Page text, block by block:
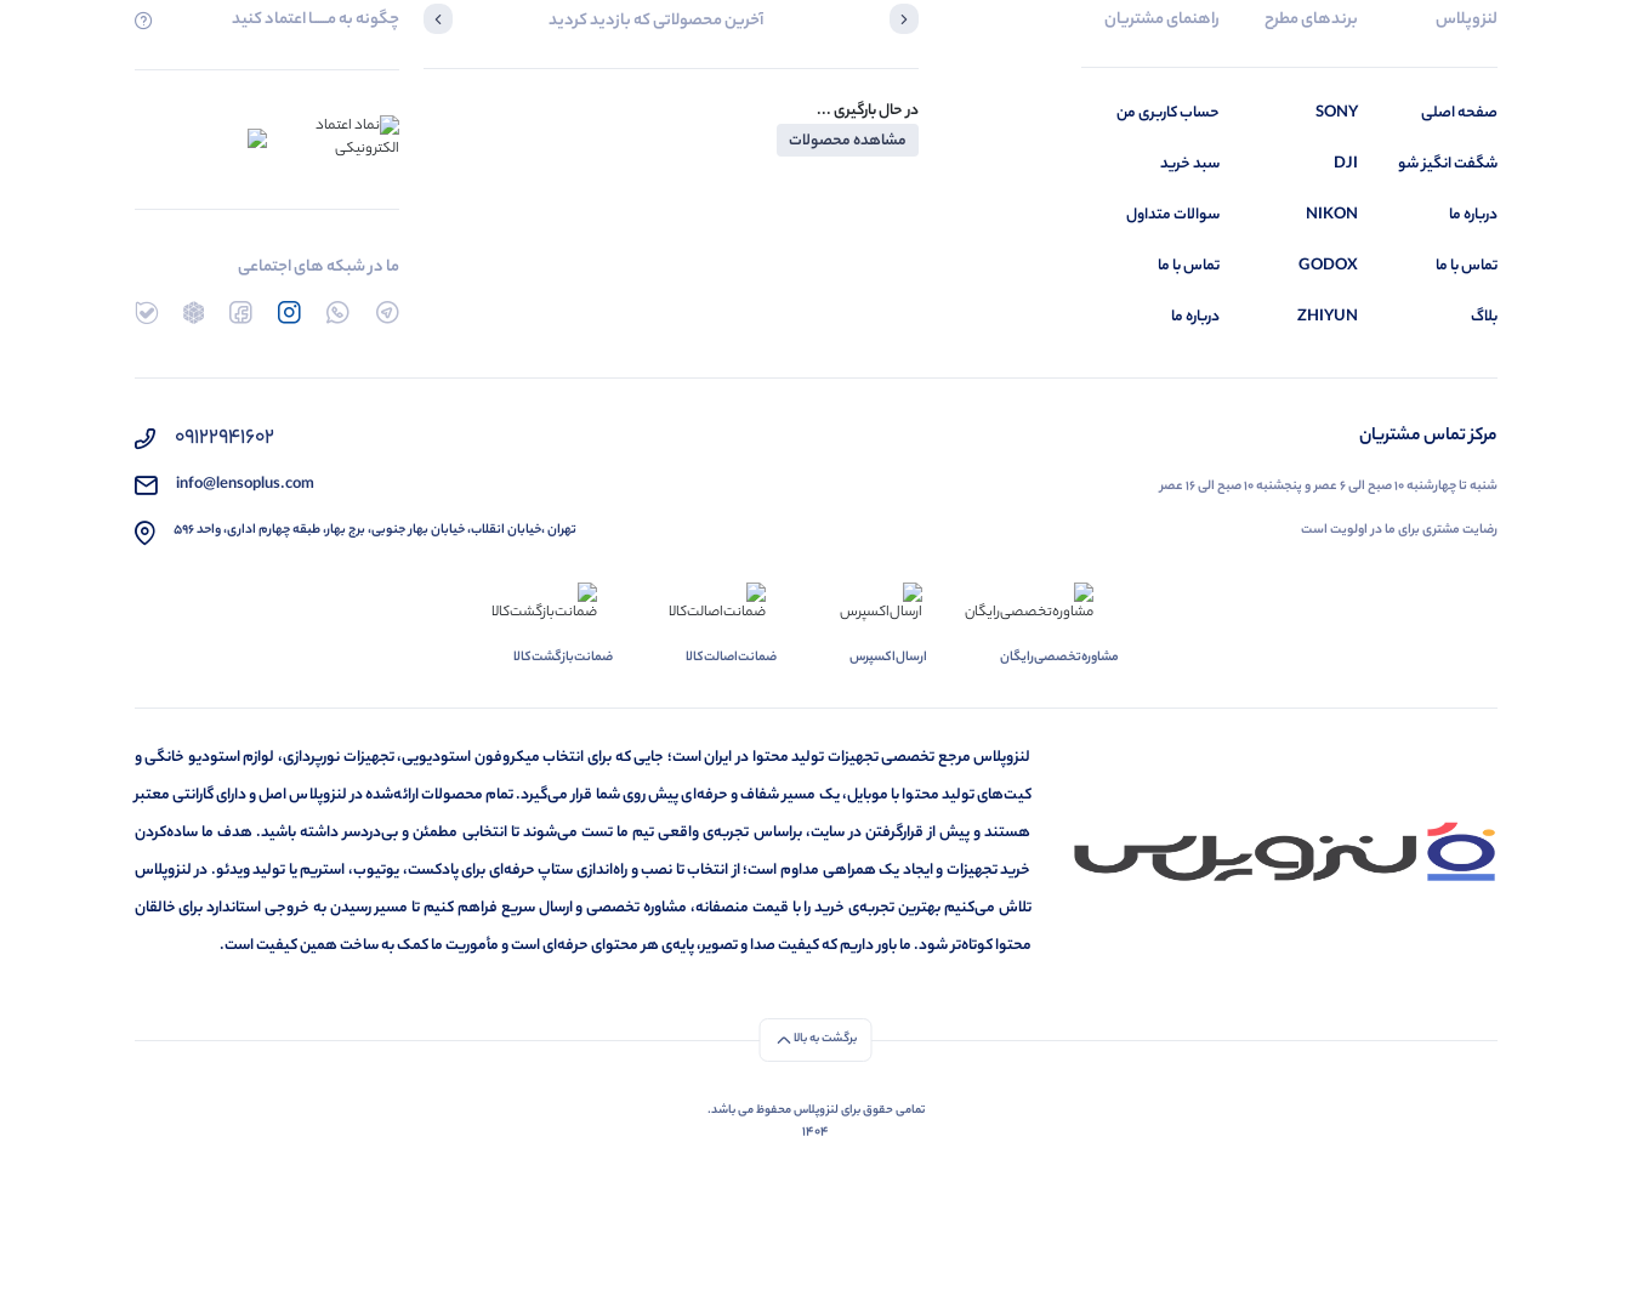
لنزوپلاس
صفحه اصلی
شگفت انگیز شو
درباره ما
تماس با ما
بلاگ
برندهای مطرح
SONY
DJI
NIKON
GODOX
ZHIYUN
راهنمای مشتریان
حساب کاربری من
سبد خرید
سوالات متداول
تماس با ما
درباره ما
آخرین محصولاتی که بازدید کردید
در حال بارگیری ...
مشاهده محصولات
چگونه به مــــــا اعتماد کنید
ما در شبکه های اجتماعی
مرکز تماس مشتریان
شنبه تا چهارشنبه ۱۰ صبح الی ۶ عصر و پنجشنبه ۱۰ صبح الی ۱۶ عصر
رضایت مشتری برای ما در اولویت است
۰۹۱۲۲۹۴۱۶۰۲
info@lensoplus.com
تهران ،خیابان انقلاب، خیابان بهار جنوبی، برج بهار، طبقه چهارم اداری، واحد ۵۹۶
مشاوره‌تخصصی‌رایگان ارسال‌اکسپرس ضمانت‌اصالت‌کالا ضمانت‌بازگشت‌کالا
لنزوپلاس مرجع تخصصی تجهیزات تولید محتوا در ایران است؛ جایی که برای انتخاب میکروفون استودیویی، تجهیزات نورپردازی، لوازم استودیو خانگی و
کیت‌های تولید محتوا با موبایل، یک مسیر شفاف و حرفه‌ای پیش روی شما قرار می‌گیرد. تمام محصولات ارائه‌شده در لنزوپلاس اصل و دارای گارانتی معتبر
هستند و پیش از قرارگرفتن در سایت، براساس تجربه‌ی واقعی تیم ما تست می‌شوند تا انتخابی مطمئن و بی‌دردسر داشته باشید. هدف ما ساده‌کردن
خرید تجهیزات و ایجاد یک همراهی مداوم است؛ از انتخاب تا نصب و راه‌اندازی ستاپ حرفه‌ای برای پادکست، یوتیوب، استریم یا تولید ویدئو. در لنزوپلاس
تلاش می‌کنیم بهترین تجربه‌ی خرید را با قیمت منصفانه، مشاوره تخصصی و ارسال سریع فراهم کنیم تا مسیر رسیدن به خروجی استاندارد برای خالقان
محتوا کوتاه‌تر شود. ما باور داریم که کیفیت صدا و تصویر، پایه‌ی هر محتوای حرفه‌ای است و مأموریت ما کمک به ساخت همین کیفیت است.
برگشت به بالا
تمامی حقوق برای لنزوپلاس محفوظ می باشد.
1404